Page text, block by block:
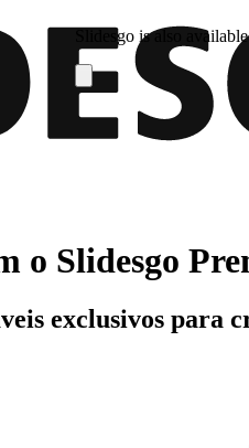
Slidesgo is also
o Slidesgo
exclusivos